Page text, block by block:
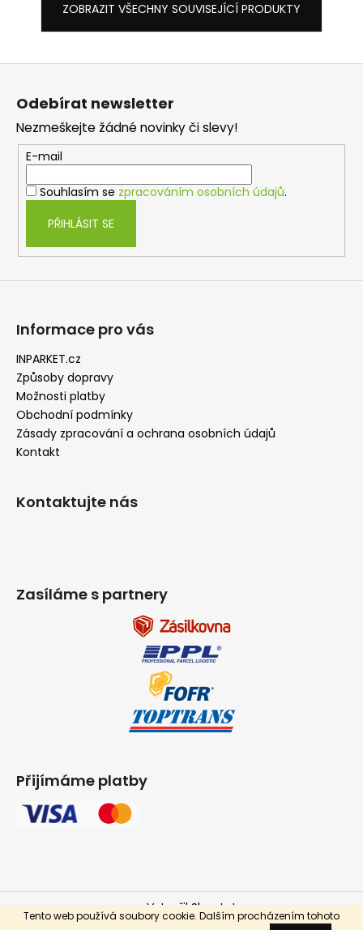
Tento web používá soubory cookie. Dalším procházením tohoto
ZOBRAZIT VŠECHNY SOUVISEJÍCÍ PRODUKTY
Odebírat newsletter
Nezmeškejte žádné novinky či slevy!
E-mail
Souhlasím se zpracováním osobních údajů.
PŘIHLÁSIT SE
Informace pro vás
INPARKET.cz
Způsoby dopravy
Možnosti platby
Obchodní podmínky
Zásady zpracování a ochrana osobních údajů
Kontakt
Kontaktujte nás
Zasíláme s partnery
Přijímáme platby
Vytvořil Shoptet